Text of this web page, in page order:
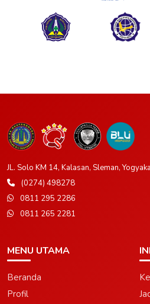
JL. Solo KM 14, Kalasan, Sleman,
(0274) 498278
0811 295 2286
0811 265 2281
MENU UTAMA
Beranda
Profil